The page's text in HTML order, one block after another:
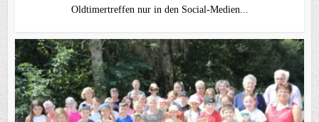
Oldtimertreffen nur in den Social-Medien...